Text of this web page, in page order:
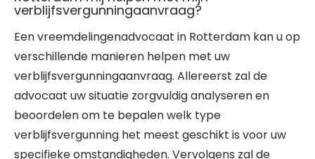
verblijfsvergunningaanvraag?
Een vreemdelingenadvocaat in Rotterdam kan u op
verschillende manieren helpen met uw
verblijfsvergunningaanvraag. Allereerst zal de
advocaat uw situatie zorgvuldig analyseren en
beoordelen om te bepalen welk type
verblijfsvergunning het meest geschikt is voor uw
specifieke omstandigheden. Vervolgens zal de